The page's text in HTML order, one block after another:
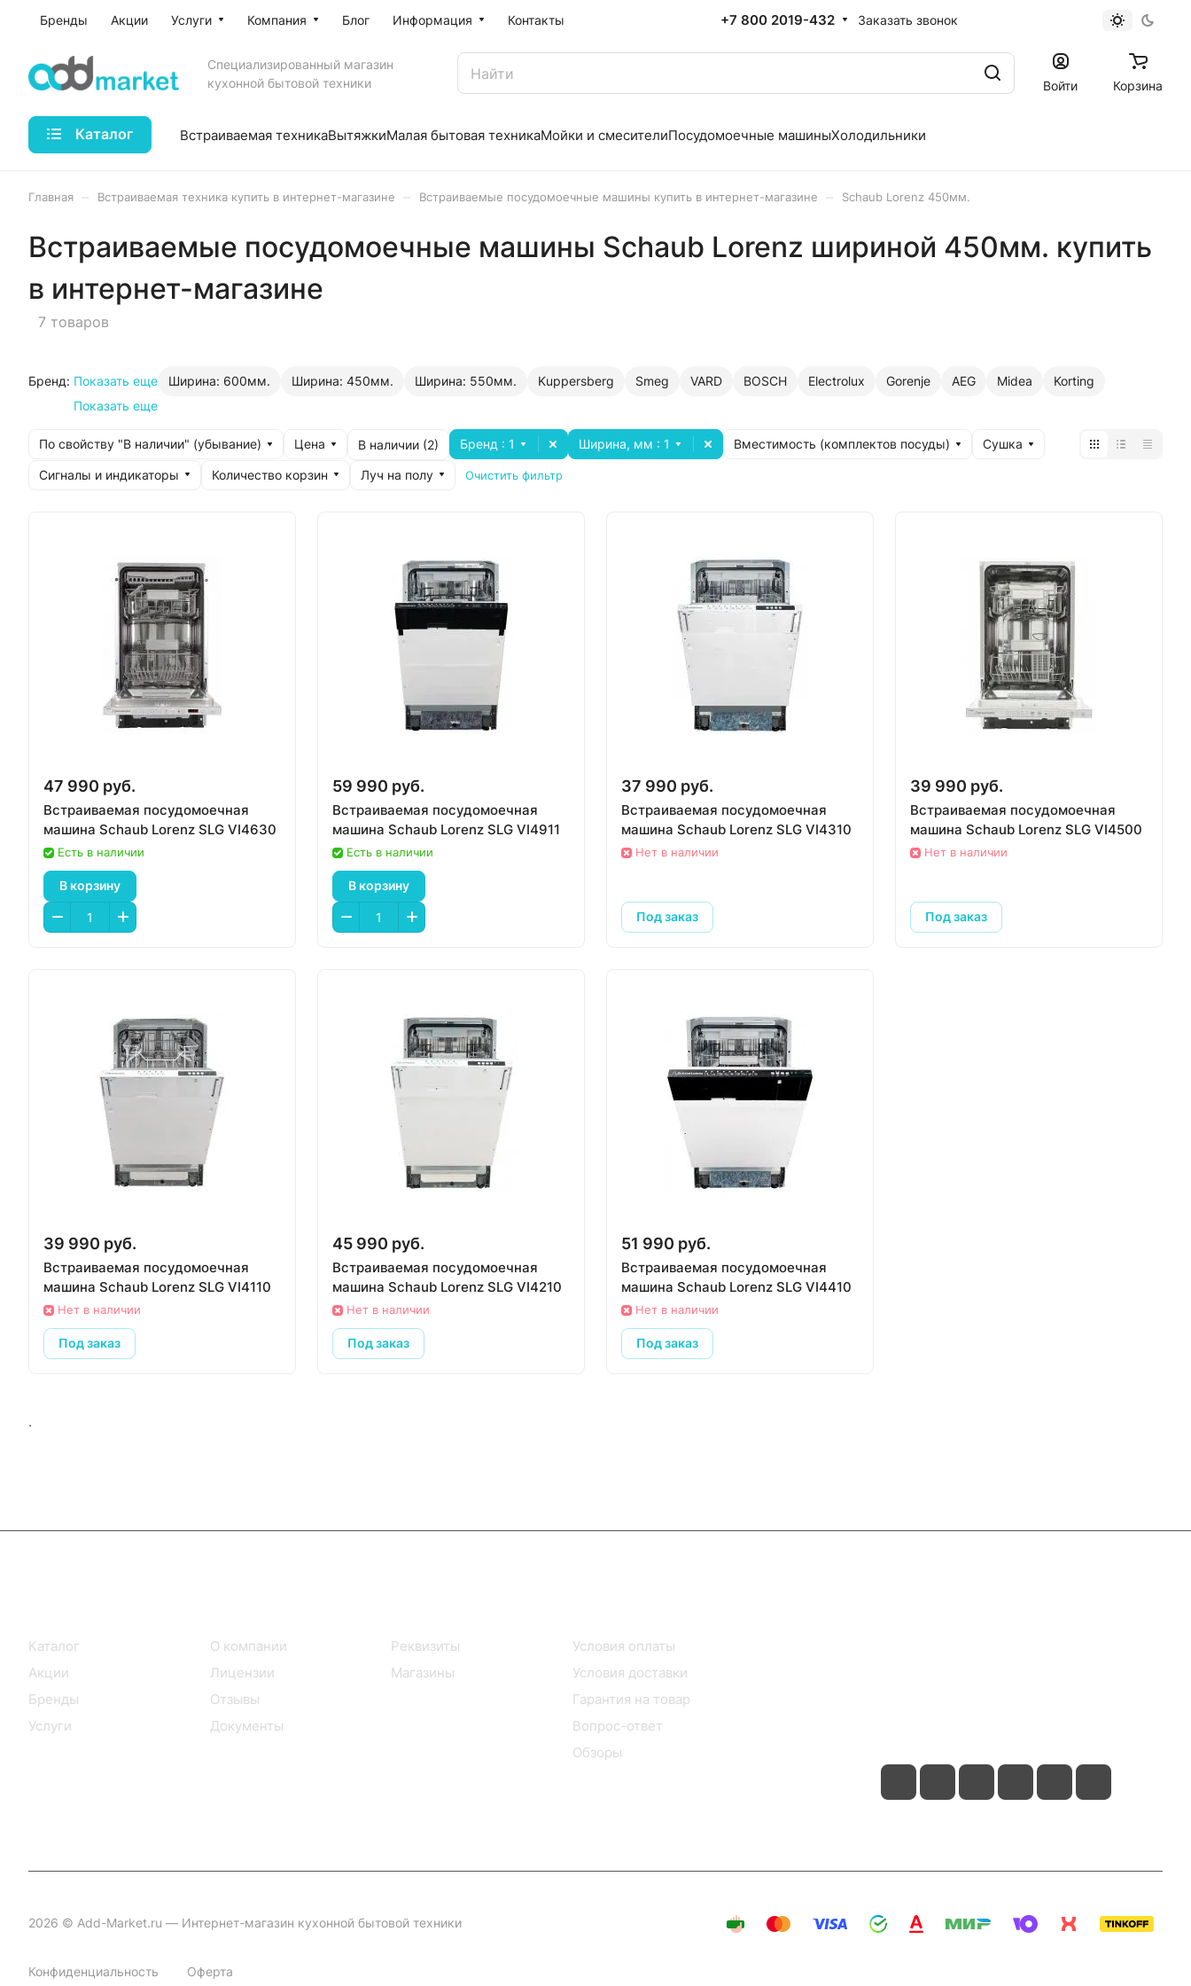
Бренды Акции Услуги Компания Блог Информация Контакты +7 800 2019-432 Заказать звонок
Специализированный магазин
кухонной бытовой техники
Войти Корзина
Каталог Встраиваемая техникаВытяжкиМалая бытовая техникаМойки и смесителиПосудомоечные машиныХолодильники
Главная Встраиваемая техника купить в интернет-магазине Встраиваемые посудомоечные машины купить в интернет-магазине Schaub Lorenz 450мм.
Встраиваемые посудомоечные машины Schaub Lorenz шириной 450мм. купить
в интернет-магазине
7 товаров
Бренд: Показать еще Ширина: 600мм. Ширина: 450мм. Ширина: 550мм. Kuppersberg Smeg VARD BOSCH Electrolux Gorenje AEG Midea
Korting
Показать еще
По свойству "В наличии" (убывание) Цена В наличии (2) Бренд : 1 Ширина, мм : 1 Вместимость (комплектов посуды) Сушка
Сигналы и индикаторы Количество корзин Луч на полу Очистить фильтр
47 990 руб.
Встраиваемая посудомоечная
машина Schaub Lorenz SLG VI4630
Есть в наличии
В корзину
59 990 руб.
Встраиваемая посудомоечная
машина Schaub Lorenz SLG VI4911
Есть в наличии
В корзину
37 990 руб.
Встраиваемая посудомоечная
машина Schaub Lorenz SLG VI4310
Нет в наличии
Под заказ
39 990 руб.
Встраиваемая посудомоечная
машина Schaub Lorenz SLG VI4500
Нет в наличии
Под заказ
39 990 руб.
Встраиваемая посудомоечная
машина Schaub Lorenz SLG VI4110
Нет в наличии
Под заказ
45 990 руб.
Встраиваемая посудомоечная
машина Schaub Lorenz SLG VI4210
Нет в наличии
Под заказ
51 990 руб.
Встраиваемая посудомоечная
машина Schaub Lorenz SLG VI4410
Нет в наличии
Под заказ
.
Каталог
Акции
Бренды
Услуги
О компании
Лицензии
Отзывы
Документы
Реквизиты
Магазины
Условия оплаты
Условия доставки
Гарантия на товар
Вопрос-ответ
Обзоры
2026 © Add-Market.ru — Интернет-магазин кухонной бытовой техники
Конфиденциальность Оферта